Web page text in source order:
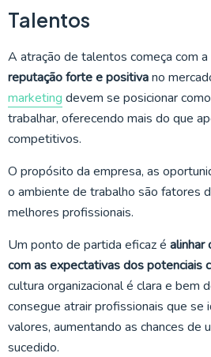
Talentos
A atração de talentos começa com a
reputação forte e positivano
marketing devem se posicionar
trabalhar, oferecendo mais do que
competitivos.
O propósito da empresa, as
o ambiente de trabalho são fatores
melhores profissionais.
Um ponto de partida eficaz é alinhar
com as expectativas dos potenciais
cultura organizacional é clara e bem
consegue atrair profissionais que se
valores, aumentando as chances de
sucedido.